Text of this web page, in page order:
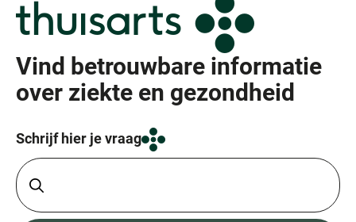
Vind betrouwbare informatie
over ziekte en gezondheid
Schrijf hier je vraag